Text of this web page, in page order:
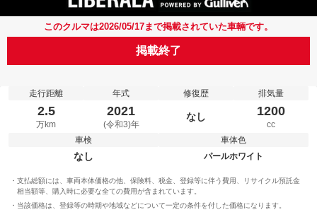
このクルマは2026/05/17まで掲載されていた車輛です。
掲載終了
走行距離
2.5
万km
年式
2021
(令和3)年
修復歴
なし
排気量
1200
cc
車検
なし
車体色
パールホワイト
支払総額には、車両本体価格の他、保険料、税金、登録等に伴う費用、リサイクル預託金
相当額等、購入時に必要な全ての費用が含まれています。
当該価格は、登録等の時期や地域などについて一定の条件を付した価格になります。